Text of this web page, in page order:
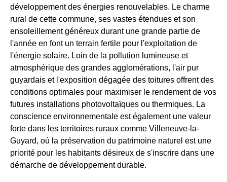
développement des énergies renouvelables. Le charme
rural de cette commune, ses vastes étendues et son
ensoleillement généreux durant une grande partie de
l'année en font un terrain fertile pour l'exploitation de
l'énergie solaire. Loin de la pollution lumineuse et
atmosphérique des grandes agglomérations, l'air pur
guyardais et l'exposition dégagée des toitures offrent des
conditions optimales pour maximiser le rendement de vos
futures installations photovoltaïques ou thermiques. La
conscience environnementale est également une valeur
forte dans les territoires ruraux comme Villeneuve-la-
Guyard, où la préservation du patrimoine naturel est une
priorité pour les habitants désireux de s'inscrire dans une
démarche de développement durable.